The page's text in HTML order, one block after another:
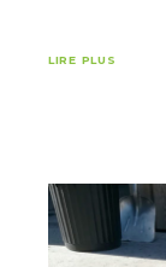
LIRE PLUS